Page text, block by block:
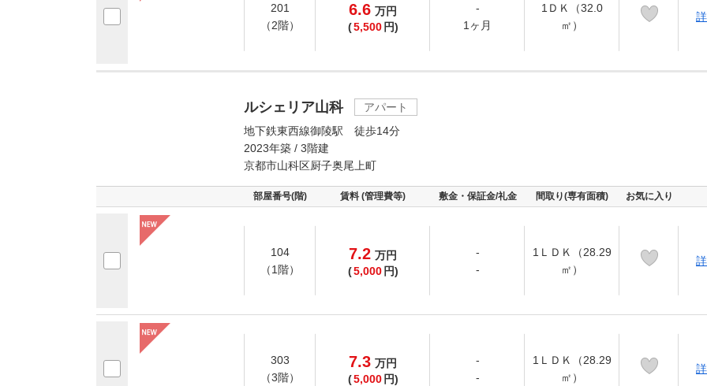
201
（2階）
6.6 万円
(5,500 円)
-
1ヶ月
1ＤＫ（32.0
㎡）
ルシェリア山科
アパート
地下鉄東西線御陵駅 徒歩14分
2023年築 / 3階建
京都市山科区厨子奥尾上町
部屋番号(階) 賃料 (管理費等) 敷金・保証金/礼金 間取り(専有面積) お気に入り
104
（1階）
7.2 万円
(5,000 円)
-
-
1ＬＤＫ（28.29
㎡）
303
（3階）
7.3 万円
(5,000 円)
-
-
1ＬＤＫ（28.29
㎡）